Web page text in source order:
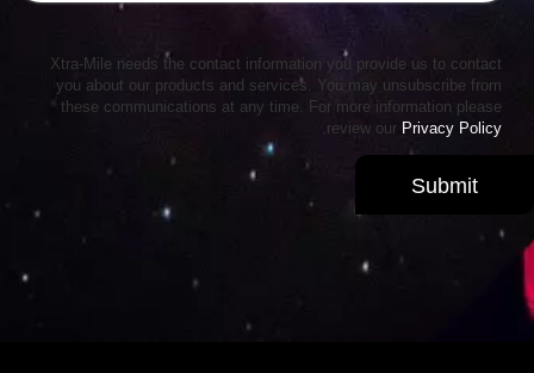
Xtra-Mile needs the contact information you provide us to contact
you about our products and services. You may unsubscribe from
these communications at any time. For more information please
review our Privacy Policy